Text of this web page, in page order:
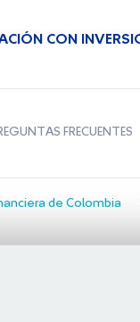
CON
FRECUENTES
de Colombia